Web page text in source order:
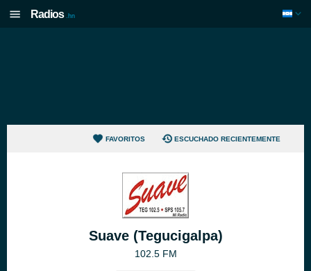
Radios .hn
FAVORITOS ESCUCHADO RECIENTEMENTE
Suave (Tegucigalpa)
102.5 FM